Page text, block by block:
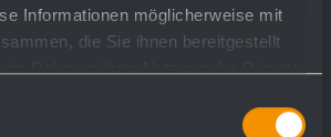
Informationen möglicherweise mit
die Sie ihnen bereitgestellt